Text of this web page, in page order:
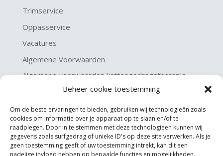
Beheer cookie toestemming
Om de beste ervaringen te bieden, gebruiken wij technologieën zoals
cookies om informatie over je apparaat op te slaan en/of te
raadplegen. Door in te stemmen met deze technologieën kunnen wij
gegevens zoals surfgedrag of unieke ID's op deze site verwerken. Als je
geen toestemming geeft of uw toestemming intrekt, kan dit een
nadelige invloed hebben op bepaalde functies en mogelijkheden.
Trimservice
Oppasservice
Vacatures
Algemene Voorwaarden
Algemene voorwaarden kattengedragstherapie
Privacy verklaring
Disclaimer & Copyright